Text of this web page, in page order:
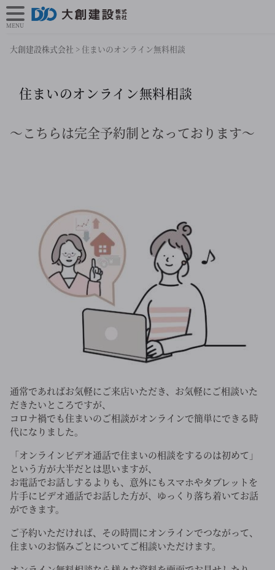
大創建設株式会社 > 住まいのオンライン無料相談
住まいのオンライン無料相談
～こちらは完全予約制となっております～
通常であればお気軽にご来店いただき、お気軽にご相談いた
だきたいところですが、
コロナ禍でも住まいのご相談がオンラインで簡単にできる時
代になりました。
「オンラインビデオ通話で住まいの相談をするのは初めて」
という方が大半だとは思いますが、
お電話でお話しするよりも、意外にもスマホやタブレットを
片手にビデオ通話でお話した方が、ゆっくり落ち着いてお話
ができます。
ご予約いただければ、その時間にオンラインでつながって、
住まいのお悩みごとについてご相談いただけます。
MENU